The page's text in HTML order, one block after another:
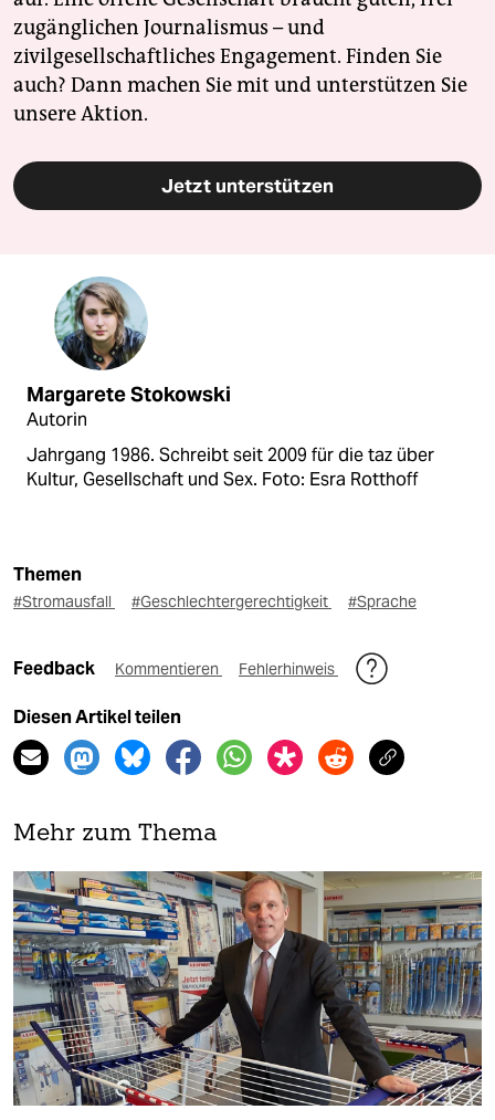
zugänglichen Journalismus – und
zivilgesellschaftliches Engagement. Finden Sie
auch? Dann machen Sie mit und unterstützen Sie
unsere Aktion.
Jetzt unterstützen
Margarete Stokowski
Autorin
Jahrgang 1986. Schreibt seit 2009 für die taz über
Kultur, Gesellschaft und Sex. Foto: Esra Rotthoff
Themen
#Stromausfall #Geschlechtergerechtigkeit #Sprache
Feedback Kommentieren Fehlerhinweis
Diesen Artikel teilen
Mehr zum Thema